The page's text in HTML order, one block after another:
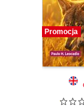
Promocja